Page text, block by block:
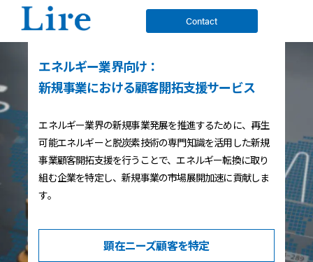
Contact
エネルギー業界向け：
新規事業における顧客開拓支援サービス
エネルギー業界の新規事業発展を推進するために、再生
可能エネルギーと脱炭素技術の専門知識を活用した新規
事業顧客開拓支援を行うことで、エネルギー転換に取り
組む企業を特定し、新規事業の市場展開加速に貢献しま
す。
顕在ニーズ顧客を特定